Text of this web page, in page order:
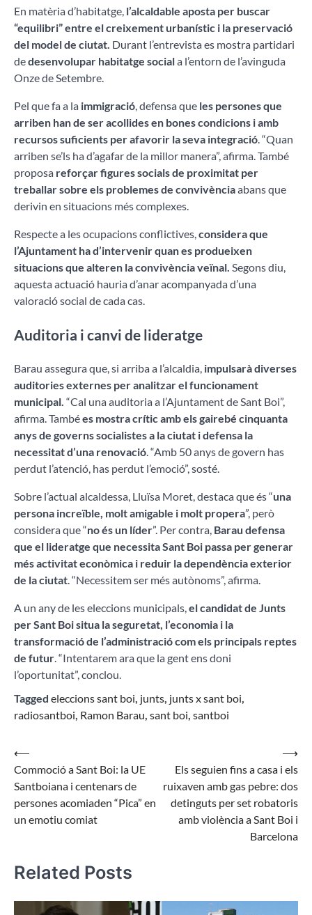
En matèria d’habitatge, l’alcaldable aposta per buscar
“equilibri” entre el creixement urbanístic i la preservació
del model de ciutat. Durant l’entrevista es mostra partidari
dedesenvolupar habitatge sociala l’entorn de l’avinguda
Onze de Setembre.
Pel que fa a la immigració, defensa que les persones que
arriben han de ser acollides en bones condicions i amb
recursos suficients per afavorir la seva integració. “Quan
arriben se’ls ha d’agafar de la millor manera”, afirma. També
proposa reforçar figures socials de proximitat per
treballar sobre els problemes de convivènciaabans que
derivin en situacions més complexes.
Respecte a les ocupacions conflictives,considera que
l’Ajuntament ha d’intervenir quan es produeixen
situacions que alteren la convivència veïnal. Segons diu,
aquesta actuació hauria d’anar acompanyada d’una
valoració social de cada cas.
Auditoria i canvi de lideratge
Barau assegura que, si arriba a l’alcaldia, impulsarà diverses
auditories externes per analitzar el funcionament
municipal. “Cal una auditoria a l’Ajuntament de Sant Boi”,
afirma. Tambées mostra crític amb els gairebé cinquanta
anys de governs socialistes a la ciutat i defensa la
necessitat d’una renovació. “Amb 50 anys de govern has
perdut l’atenció, has perdut l’emoció”, sosté.
Sobre l’actual alcaldessa, Lluïsa Moret, destaca que és “una
persona increïble, molt amigable i molt propera”, però
considera que “no és un líder”. Per contra, Barau defensa
que el lideratge que necessita Sant Boi passa per generar
més activitat econòmica i reduir la dependència exterior
de la ciutat. “Necessitem ser més autònoms”, afirma.
A un any de les eleccions municipals,el candidat de Junts
per Sant Boi situa la seguretat, l’economia i la
transformació de l’administració com els principals reptes
de futur. “Intentarem ara que la gent ens doni
l’oportunitat”, conclou.
Tagged eleccions sant boi, junts, junts x sant boi,
radiosantboi, Ramon Barau, sant boi, santboi
Navegació
d'entrades
⟵
Commoció a Sant Boi: la UE
Santboiana i centenars de
persones acomiaden “Pica” en
un emotiu comiat
Els seguien fins a casa i els
ruixaven amb gas pebre: dos
detinguts per set robatoris
amb violència a Sant Boi i
Barcelona
⟶
Related Posts